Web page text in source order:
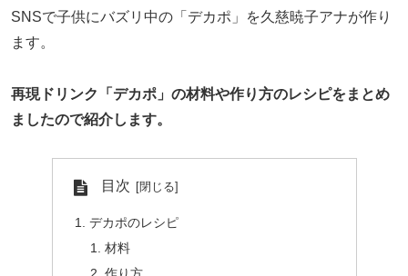
SNSで子供にバズリ中の「デカポ」を久慈暁子アナが作り
ます。
再現ドリンク「デカポ」の材料や作り方のレシピをまとめ
ましたので紹介します。
目次
デカポのレシピ
材料
作り方